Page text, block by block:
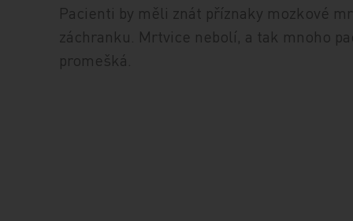
Pacienti by měli znát příznaky mozkové
záchranku. Mrtvice nebolí, a tak mnoho
promešká.